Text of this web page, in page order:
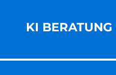
KI BERATUNG